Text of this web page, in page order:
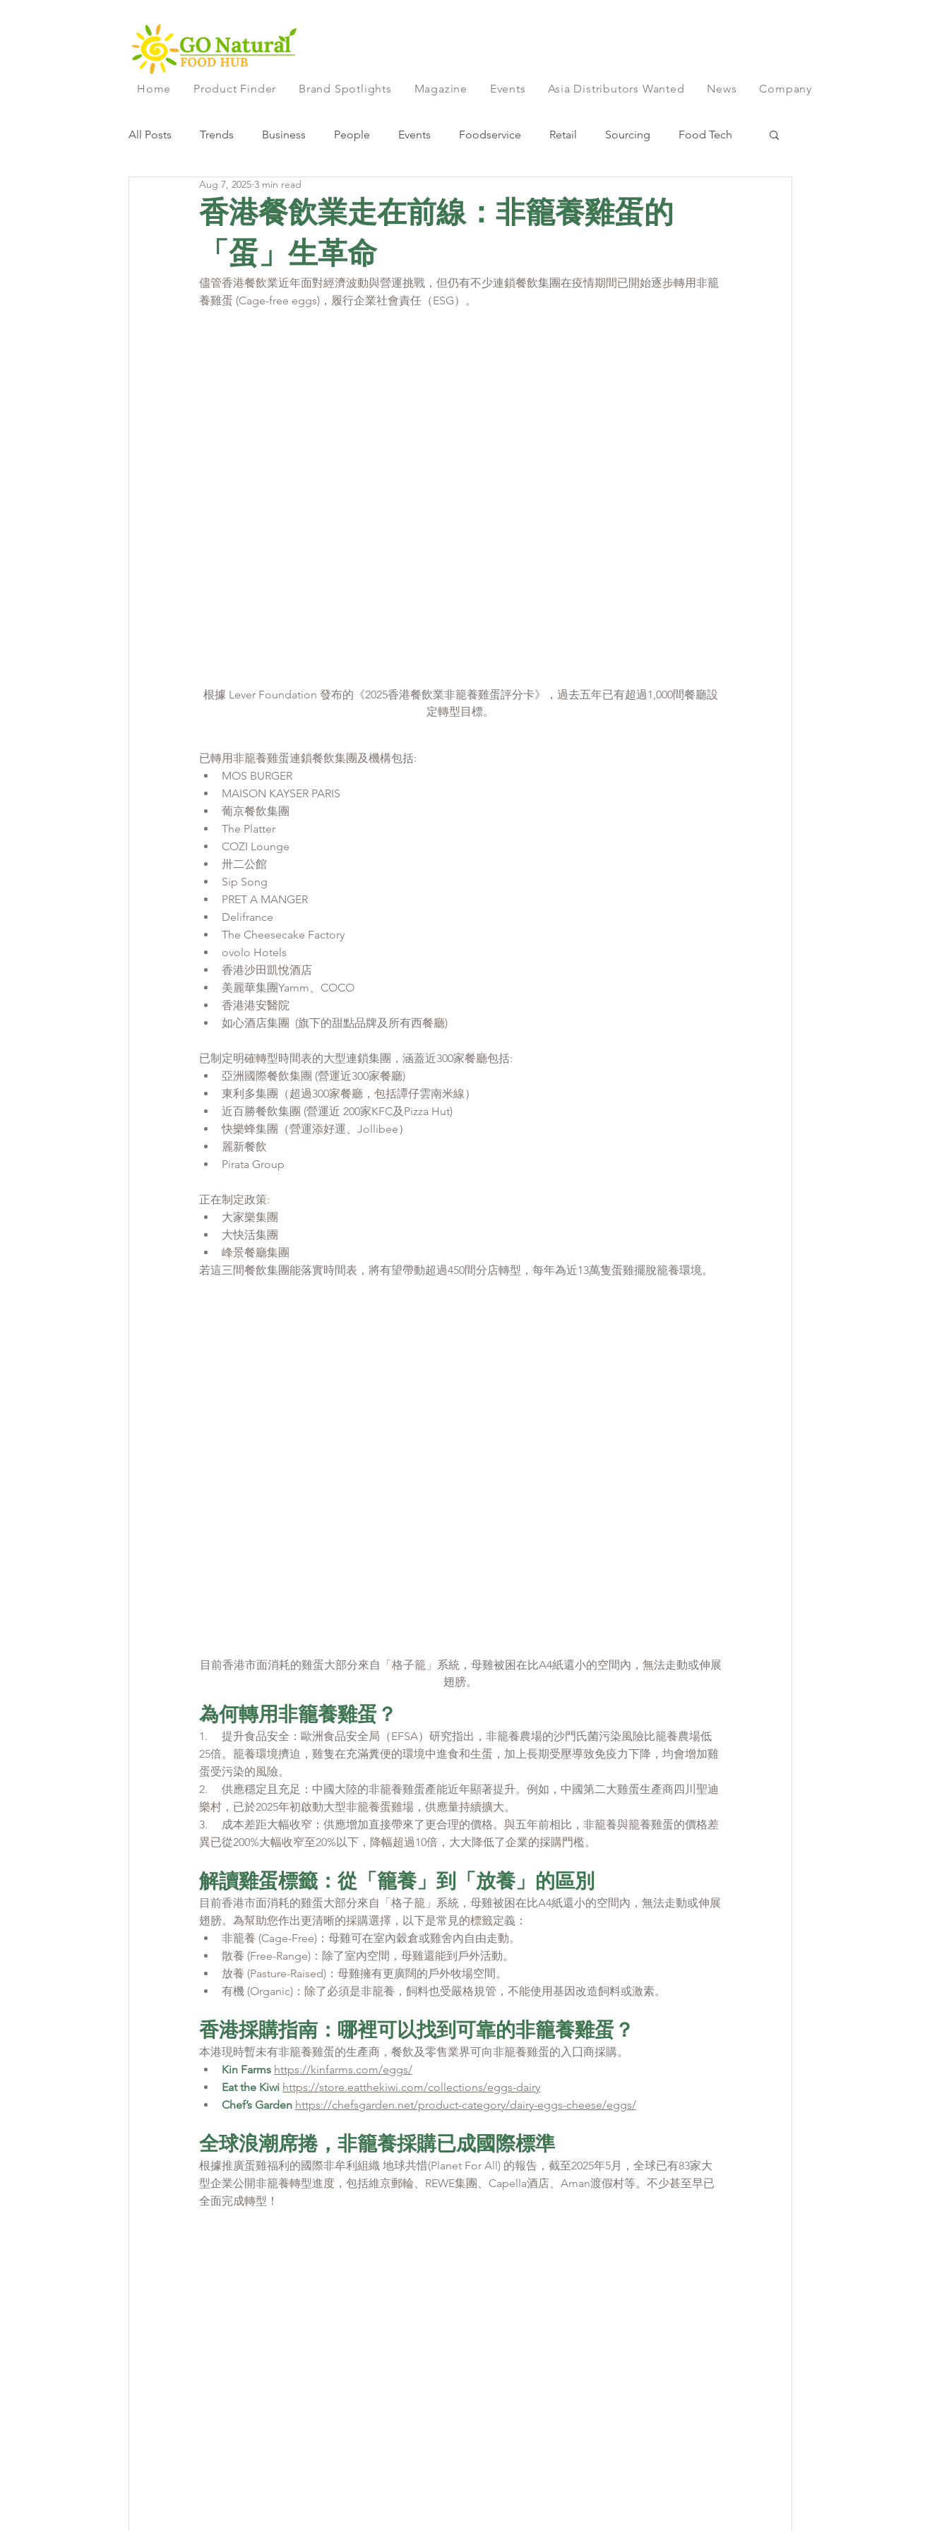
Home Product Finder Brand Spotlights Magazine Events Asia Distributors Wanted News Company
All Posts Trends Business People Events Foodservice Retail Sourcing Food Tech
Packaging Regulations
香港餐飲業走在前線：非籠養雞蛋的
「蛋」生革命
Aug 7, 2025 3 min read
儘管香港餐飲業近年面對經濟波動與營運挑戰，但仍有不少連鎖餐飲集團在疫情期間已開始逐步轉用非籠
養雞蛋 (Cage-free eggs)，履行企業社會責任（ESG）。
根據 Lever Foundation 發布的《2025香港餐飲業非籠養雞蛋評分卡》，過去五年已有超過1,000間餐廳設
定轉型目標。
已轉用非籠養雞蛋連鎖餐飲集團及機構包括:
MOS BURGER
MAISON KAYSER PARIS
葡京餐飲集團
The Platter
COZI Lounge
卅二公館
Sip Song
PRET A MANGER
Delifrance
The Cheesecake Factory
ovolo Hotels
香港沙田凱悅酒店
美麗華集團Yamm、COCO
香港港安醫院
如心酒店集團  (旗下的甜點品牌及所有西餐廳)
已制定明確轉型時間表的大型連鎖集團，涵蓋近300家餐廳包括:
亞洲國際餐飲集團 (營運近300家餐廳)
東利多集團（超過300家餐廳，包括譚仔雲南米線）
近百勝餐飲集團 (營運近 200家KFC及Pizza Hut)
快樂蜂集團（營運添好運、Jollibee）
麗新餐飲
Pirata Group
正在制定政策:
大家樂集團
大快活集團
峰景餐廳集團
若這三間餐飲集團能落實時間表，將有望帶動超過450間分店轉型，每年為近13萬隻蛋雞擺脫籠養環境。
目前香港市面消耗的雞蛋大部分來自「格子籠」系統，母雞被困在比A4紙還小的空間內，無法走動或伸展
翅膀。
為何轉用非籠養雞蛋？
1.     提升食品安全：歐洲食品安全局（EFSA）研究指出，非籠養農場的沙門氏菌污染風險比籠養農場低
25倍。籠養環境擠迫，雞隻在充滿糞便的環境中進食和生蛋，加上長期受壓導致免疫力下降，均會增加雞
蛋受污染的風險。
2.     供應穩定且充足：中國大陸的非籠養雞蛋產能近年顯著提升。例如，中國第二大雞蛋生產商四川聖迪
樂村，已於2025年初啟動大型非籠養蛋雞場，供應量持續擴大。
3.     成本差距大幅收窄：供應增加直接帶來了更合理的價格。與五年前相比，非籠養與籠養雞蛋的價格差
異已從200%大幅收窄至20%以下，降幅超過10倍，大大降低了企業的採購門檻。
解讀雞蛋標籤：從「籠養」到「放養」的區別
目前香港市面消耗的雞蛋大部分來自「格子籠」系統，母雞被困在比A4紙還小的空間內，無法走動或伸展
翅膀。為幫助您作出更清晰的採購選擇，以下是常見的標籤定義：
非籠養 (Cage-Free)：母雞可在室內穀倉或雞舍內自由走動。
散養 (Free-Range)：除了室內空間，母雞還能到戶外活動。
放養 (Pasture-Raised)：母雞擁有更廣闊的戶外牧場空間。
有機 (Organic)：除了必須是非籠養，飼料也受嚴格規管，不能使用基因改造飼料或激素。
香港採購指南：哪裡可以找到可靠的非籠養雞蛋？
本港現時暫未有非籠養雞蛋的生產商，餐飲及零售業界可向非籠養雞蛋的入囗商採購。
Kin Farms https://kinfarms.com/eggs/
Eat the Kiwi https://store.eatthekiwi.com/collections/eggs-dairy
Chef’s Garden https://chefsgarden.net/product-category/dairy-eggs-cheese/eggs/
全球浪潮席捲，非籠養採購已成國際標準
根據推廣蛋雞福利的國際非牟利組織 地球共惜(Planet For All) 的報告，截至2025年5月，全球已有83家大
型企業公開非籠養轉型進度，包括維京郵輪、REWE集團、Capella酒店、Aman渡假村等。不少甚至早已
全面完成轉型！